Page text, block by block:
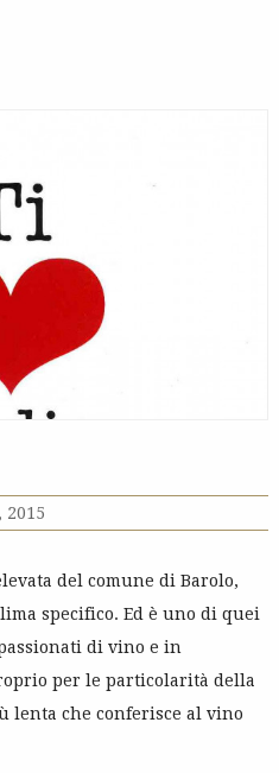
2015
del comune di Barolo,
specifico. Ed è uno di quei
di vino e in
per le particolarità della
lenta che conferisce al vino